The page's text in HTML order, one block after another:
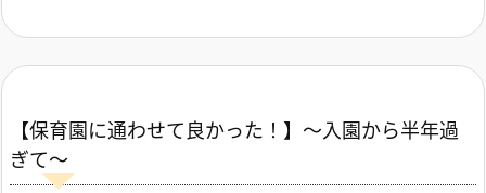
【保育園に通わせて良かった！】～入園から半年過
ぎて～